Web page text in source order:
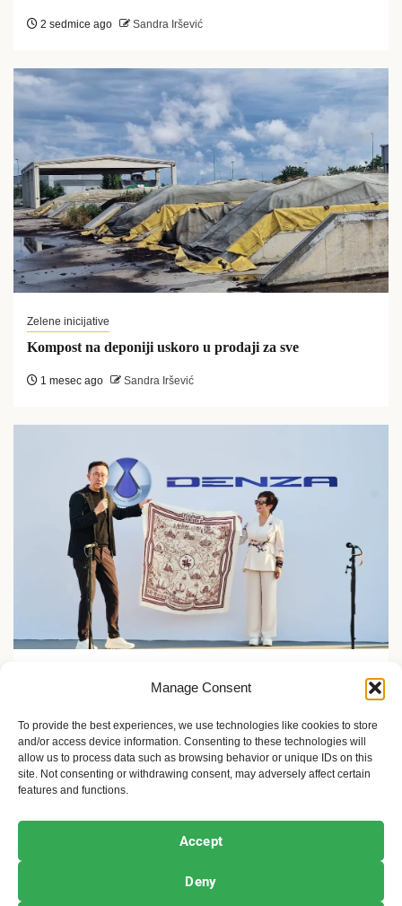
Manage Consent
To provide the best experiences, we use technologies like cookies to store
and/or access device information. Consenting to these technologies will
allow us to process data such as browsing behavior or unique IDs on this
site. Not consenting or withdrawing consent, may adversely affect certain
features and functions.
Accept
Deny
2 sedmice ago Sandra Iršević
Zelene inicijative
Kompost na deponiji uskoro u prodaji za sve
1 mesec ago Sandra Iršević
minuta?
2 meseca ago Sandra Iršević
Ekologija i održivost